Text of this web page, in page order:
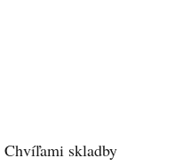
Chvíľami skladby